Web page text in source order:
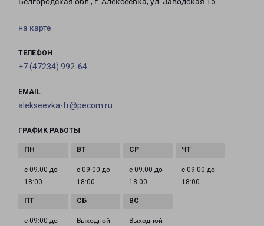
на карте
ТЕЛЕФОН
+7 (47234) 992-64
EMAIL
alekseevka-fr@pecom.ru
ГРАФИК РАБОТЫ
с 09:00 до
18:00
с 09:00 до
18:00
с 09:00 до
18:00
с 09:00 до
18:00
с 09:00 до
Выходной Выходной